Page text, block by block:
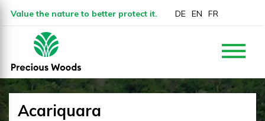
Value the nature to better protect it. DE EN FR
Acariquara